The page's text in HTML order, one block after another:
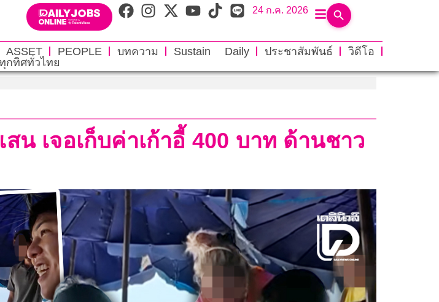
24 ก.ค. 2026
ASSET PEOPLE บทความ Sustain Daily ประชาสัมพันธ์
วิดีโอ
กทิศทั่วไทย
น เจอเก็บค่าเก้าอี้ 400 บาท ด้านชาว